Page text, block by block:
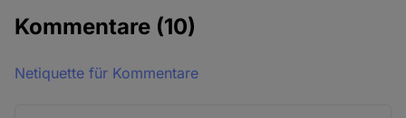
Kommentare (10)
Netiquette für Kommentare